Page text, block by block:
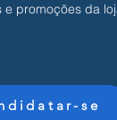
e promoções da
se